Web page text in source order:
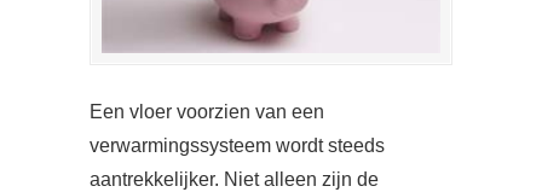
Een vloer voorzien van een
verwarmingssysteem wordt steeds
aantrekkelijker. Niet alleen zijn de